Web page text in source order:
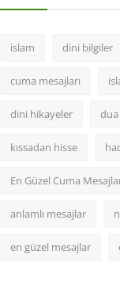
islam dini bilgiler
cuma mesajları
dini hikayeler dua
kıssadan hisse
En Güzel Cuma
anlamlı mesajlar
en güzel mesajlar